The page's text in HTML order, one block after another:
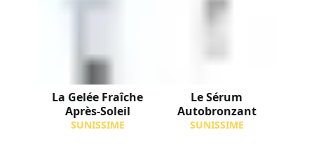
La Gelée Fraîche
Après-Soleil
SUNISSIME
Le Sérum
Autobronzant
SUNISSIME